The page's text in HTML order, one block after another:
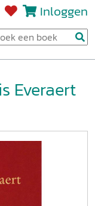
Inloggen
Everaert